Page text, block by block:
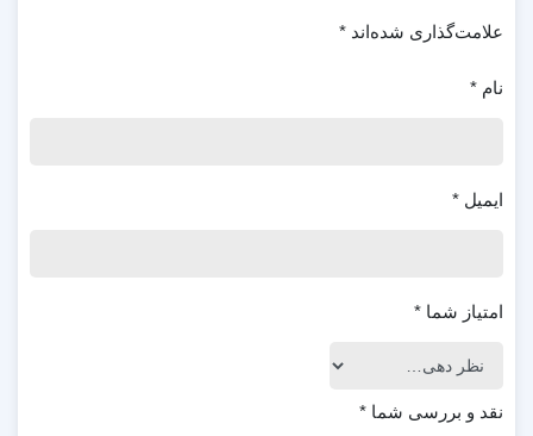
علامت‌گذاری شده‌اند *
نام *
ایمیل *
امتیاز شما *
نقد و بررسی شما *